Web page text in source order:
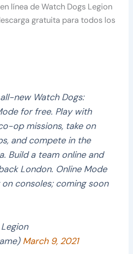
línea de Watch Dogs Legion
gratuita para todos los
new Watch Dogs:
for free. Play with
op missions, take on
and compete in the
Build a team online and
London. Online Mode
consoles; coming soon
March 9, 2021